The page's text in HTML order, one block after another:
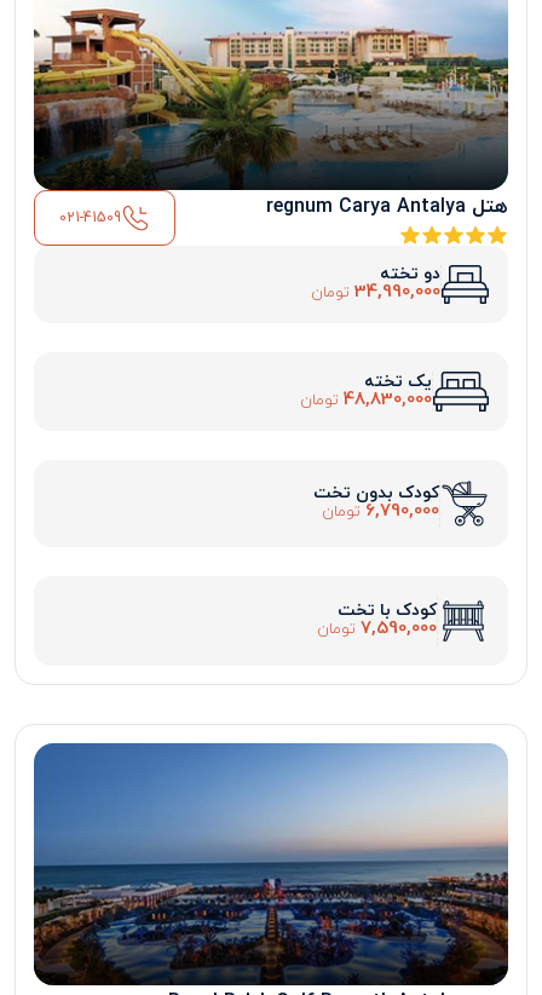
هتل regnum Carya Antalya 021-41509
دو تخته
34,990,000 تومان
یک تخته
48,830,000 تومان
کودک بدون تخت
6,790,000 تومان
کودک با تخت
7,590,000 تومان